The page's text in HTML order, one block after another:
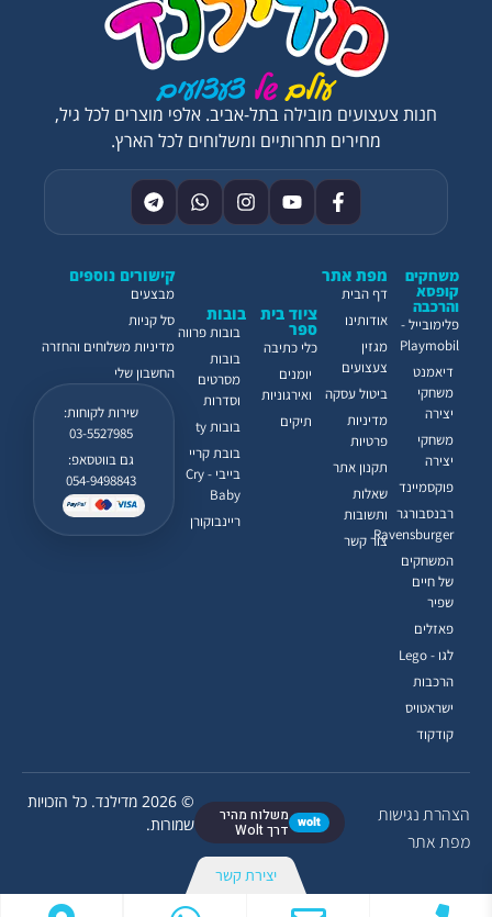
הצהרת נגישות
מפת אתר
wolt משלוח מהיר
דרך Wolt
© 2026 מדילנד. כל הזכויות
שמורות.
קישורים נוספים
מבצעים
סל קניות
מדיניות משלוחים והחזרה
החשבון שלי
שירות לקוחות:
03-5527985
גם בווטסאפ:
054-9498843
ציוד בית
ספר
כלי כתיבה
יומנים
ואירגוניות
תיקים
בובות
בובות פרווה
בובות
מסרטים
וסדרות
בובות ty
בובת קריי
בייבי - Cry
Baby
ריינבוקורן
משחקים
קופסא
והרכבה
פלימובייל -
Playmobil
דיאמנט
משחקי
יצירה
משחקי
יצירה
פוקסמיינד
רבנסבורגר
Ravensburger
המשחקים
של חיים
שפיר
פאזלים
לגו - Lego
הרכבות
ישראטויס
קודקוד
מפת אתר
דף הבית
אודותינו
מגזין
צעצועים
ביטול עסקה
מדיניות
פרטיות
תקנון אתר
שאלות
ותשובות
צור קשר
חנות צעצועים מובילה בתל-אביב. אלפי מוצרים לכל גיל,
מחירים תחרותיים ומשלוחים לכל הארץ.
יצירת קשר